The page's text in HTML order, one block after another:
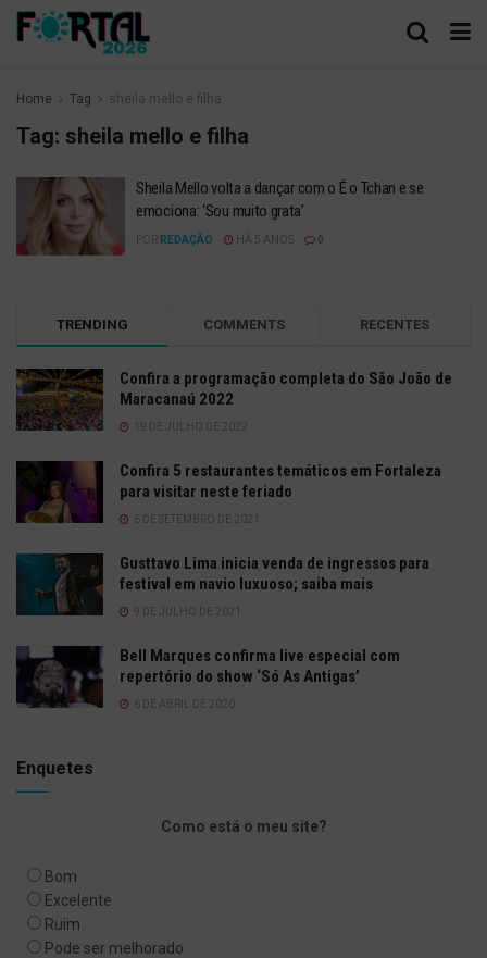
Home Tag sheila mello e filha
Tag: sheila mello e filha
Sheila Mello volta a dançar com o É o Tchan e se
emociona: ‘Sou muito grata’
POR REDAÇÃO HÁ 5 ANOS
TRENDING COMMENTS RECENTES
Confira a programação completa do São João de
Maracanaú 2022
19 DE JULHO DE 2022
Confira 5 restaurantes temáticos em Fortaleza
para visitar neste feriado
6 DE SETEMBRO DE 2021
Gusttavo Lima inicia venda de ingressos para
festival em navio luxuoso; saiba mais
9 DE JULHO DE 2021
Bell Marques confirma live especial com
repertório do show ‘Só As Antigas’
6 DE ABRIL DE 2020
Enquetes
Como está o meu site?
Bom
Excelente
Ruim
Pode ser melhorado